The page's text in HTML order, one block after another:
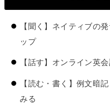
【聞く】ネイティブの
ップ
【話す】オンライン英
【読む・書く】例文暗
みる